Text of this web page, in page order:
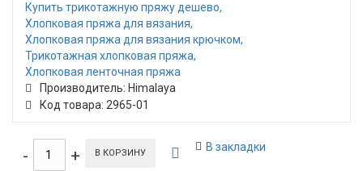
Купить трикотажную пряжу дешево
Хлопковая пряжа для вязания
Хлопковая пряжа для вязания крючком
Трикотажная хлопковая пряжа
Хлопковая ленточная пряжа
Производитель: Himalaya
Код товара: 2965-01
В КОРЗИНУ В закладки